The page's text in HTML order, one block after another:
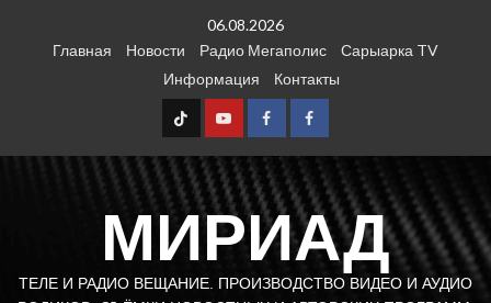
06.08.2026
Главная
Новости Радио Мегаполис
Сарыарка TV
Информация
Контакты
TT Youtube
FB1 FB2
МИРИАД
ТЕЛЕ И РАДИО ВЕЩАНИЕ. ПРОИЗВОДСТВО ВИДЕО И АУДИО